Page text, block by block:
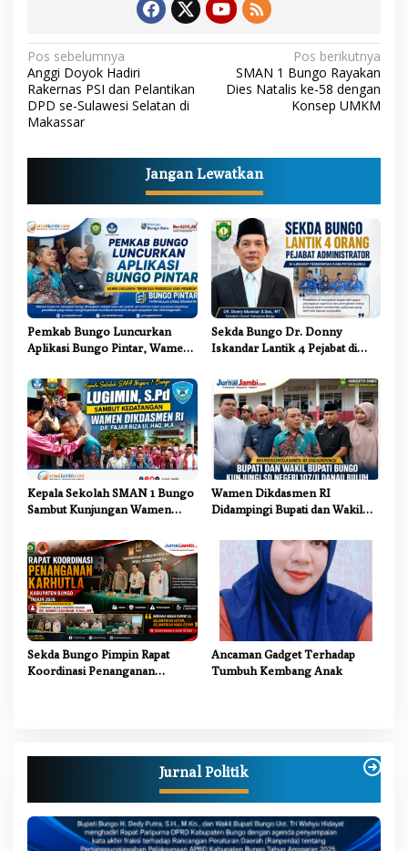
N
a
v
g
s
i
p
o
s
Pos sebelumnya
Anggi Doyok Hadiri
Rakernas PSI dan Pelantikan
DPD se-Sulawesi Selatan di
Makassar
Pos berikutnya
SMAN 1 Bungo Rayakan
Dies Natalis ke-58 dengan
Konsep UMKM
Jangan Lewatkan
Pemkab Bungo Luncurkan
Aplikasi Bungo Pintar, Wamen
Pendidikan yang Progresif
Sekda Bungo Dr. Donny
Iskandar Lantik 4 Pejabat di
Kepala Sekolah SMAN 1 Bungo
Sambut Kunjungan Wamen
PJJ untuk Anak Putus Sekolah
Wamen Dikdasmen RI
Didampingi Bupati dan Wakil
SD Negeri 107/II Danau Buluh
Sekda Bungo Pimpin Rapat
Koordinasi Penanganan
Ancaman Gadget Terhadap
Tumbuh Kembang Anak
Jurnal Politik